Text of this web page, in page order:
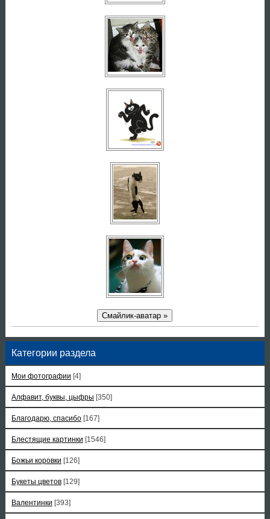
Смайлик-аватар »
Категории раздела
Мои фотографии [4]
Алфавит, буквы, цыфры [350]
Благодарю, спасибо [167]
Блестящие картинки [1546]
Божьи коровки [126]
Букеты цветов [129]
Валентинки [393]